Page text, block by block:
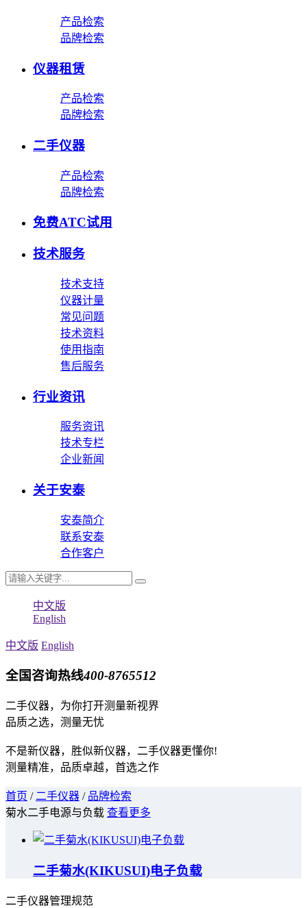
产品检索
品牌检索
仪器租赁
产品检索
品牌检索
二手仪器
产品检索
品牌检索
免费ATC试用
技术服务
技术支持
仪器计量
常见问题
技术资料
使用指南
售后服务
行业资讯
服务资讯
技术专栏
企业新闻
关于安泰
安泰简介
联系安泰
合作客户
中文版
English
中文版 English
全国咨询热线400-8765512
二手仪器，为你打开测量新视界
品质之选，测量无忧
不是新仪器，胜似新仪器，二手仪器更懂你!
测量精准，品质卓越，首选之作
首页 / 二手仪器 / 品牌检索
菊水二手电源与负载 查看更多
二手菊水(KIKUSUI)电子负载
二手仪器管理规范